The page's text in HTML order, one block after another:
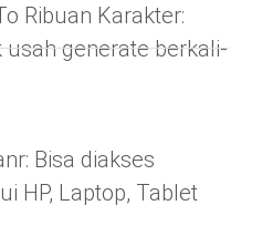
Ribuan Karakter:
usah generate berkali-
Bisa diakses
HP, Laptop, Tablet